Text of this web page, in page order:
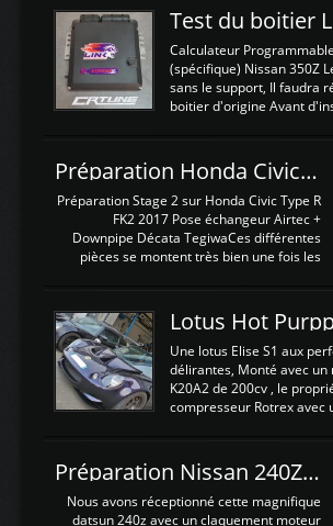
Calculateur
(spécifique) Nissan 350Z
sans le support, Il faudra
boitier d'origine Avant
d'envoyer l'information
dans le boitier. sydney
La sortie 0-5V de l'afr
l'entrée AN Volt 8 et
Analogique, et Volt car
tension (Pas une
est temps de brancher le
Préparation Honda Civic Type R FK2
Préparation Stage 2 sur Honda Civic Type R
FK2 2017 Pose échangeur Airtec +
Downpipe Décata TegiwaCes différentes
pièces se montent très bien une fois les
légere découpe du plastique inferieur,
negénant en rien la structure ou le
fonctionnement du fond plat. Une
reprogrammation Stage 2 est faite sur le
calculateur d'origine. Une alternative
économique au passage sur Hondata
d'origine 310cv et 400Nn , Une fois
reprogrammé et les ...
Lotus Hot
Une lotus Elise S1 aux
délirantes, Monté avec un
K20A2 de 200cv , le
compresseur Rotrex avec
d'augmenter la
un watercooler a été
échangeurLa lotus
Kpro et d'une large bande
Préparation Nissan 240Z SR20DET
Nous avons réceptionné cette magnifique
datsun 240z avec un claquement moteur